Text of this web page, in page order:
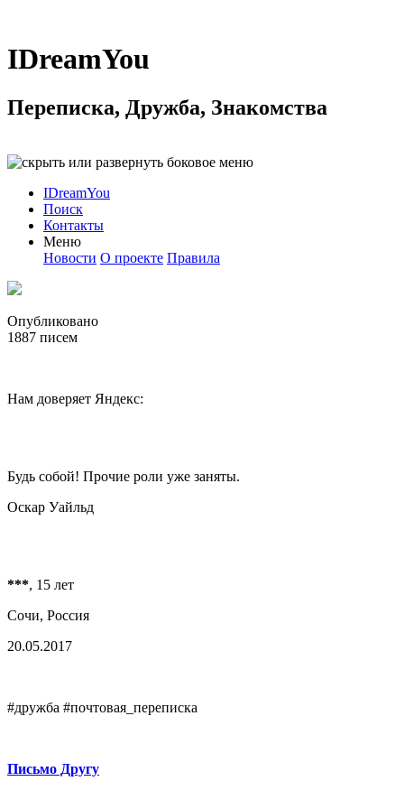
IDreamYou
Переписка, Дружба, Знакомства
IDreamYou
Поиск
Контакты
Меню
Новости О проекте Правила
Опубликовано
1887 писем
Нам доверяет Яндекс:
Будь собой! Прочие роли уже заняты.
Оскар Уайльд
***, 15 лет
Сочи, Россия
20.05.2017
#дружба #почтовая_переписка
Письмо Другу